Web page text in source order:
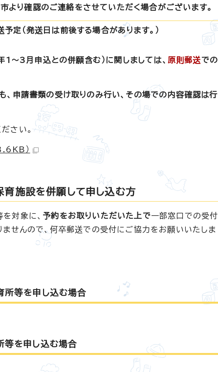
より確認のご連絡をさせていただく場合がございます。
定（発送日は前後する場合があります。）
～3月申込との併願含む）に関しましては、 原則郵送での
申請書類の受け取りのみ行い、その場での内容確認は行
さい。
）
育施設を併願して申し込む方
対象に、 予約をお取りいただいた上で一部窓口での受付
せんので、何卒郵送での受付にご協力をお願いいたしま
所等を申し込む場合
等を申し込む場合